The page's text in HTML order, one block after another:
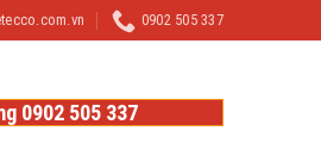
0902 505 337
0902 505 337